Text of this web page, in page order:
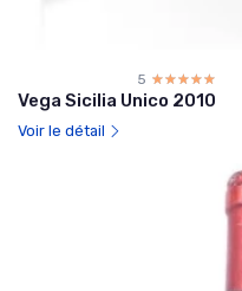
5 ☆☆☆☆☆
★★★★★
Vega Sicilia Unico 2010
Voir le détail